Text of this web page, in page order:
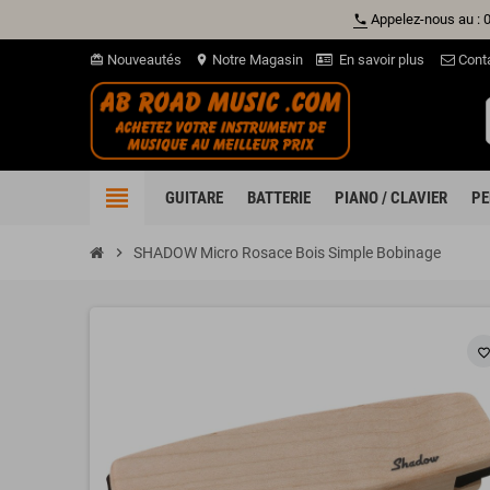
phone Appelez-nous au :
card_giftcard Nouveautés location_on Notre Magasin En savoir plus
view_headline GUITARE BATTERIE PIANO / CLAVIER
chevron_right SHADOW Micro Rosace Bois Simple Bobinage
favorite_border